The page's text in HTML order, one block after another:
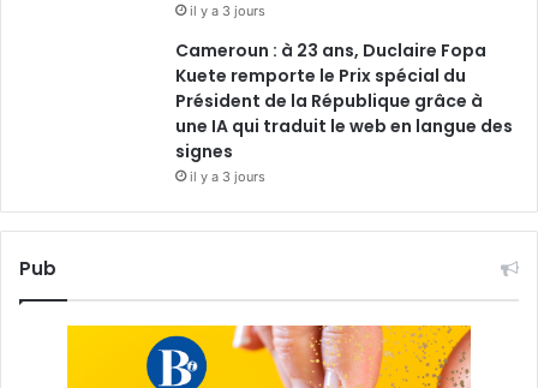
il y a 3 jours
Cameroun : à 23 ans, Duclaire Fopa
Kuete remporte le Prix spécial du
Président de la République grâce à
une IA qui traduit le web en langue des
signes
il y a 3 jours
Pub